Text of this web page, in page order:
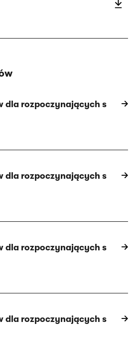
dla rozpoczynających s
dla rozpoczynających s
dla rozpoczynających s
dla rozpoczynających s